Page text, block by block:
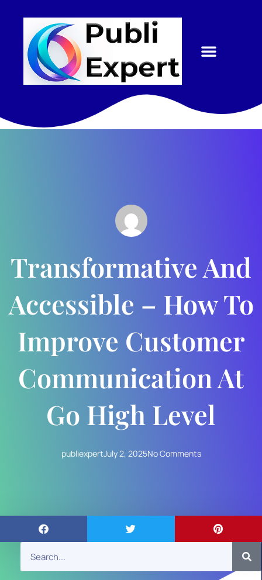
Transformative And
Accessible – How To
Improve Customer
Communication At
Go High Level
publiexpertJuly 2, 2025No Comments